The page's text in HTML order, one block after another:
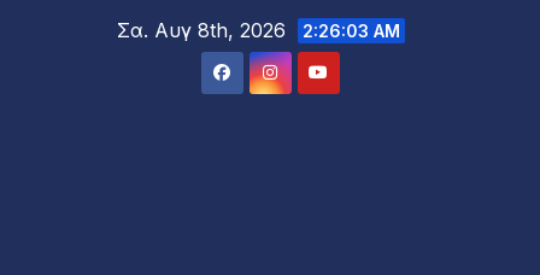
Σα. Αυγ 8th, 2026 2:26:05 AM